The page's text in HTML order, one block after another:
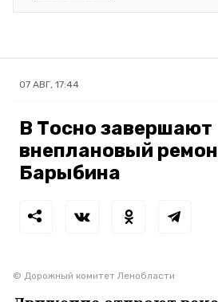
07 АВГ, 17:44
В Тосно завершают
внеплановый
Барыбина
© Дорожный комитет Ленобласти